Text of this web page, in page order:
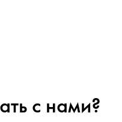
с нами?